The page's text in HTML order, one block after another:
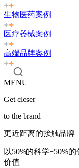
生物医药案例
医疗器械案例
高端品牌案例
MENU
Get closer
to the brand
更近距离的接触品牌
以50%的科学+50%
价值